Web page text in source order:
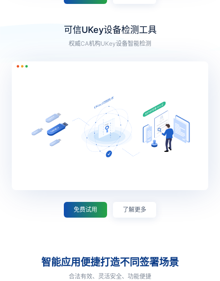
可信UKey设备检测工具
权威CA机构UKey设备智能检测
免费试用 了解更多
智能应用便捷打造不同签署场景
合法有效、灵活安全、功能便捷